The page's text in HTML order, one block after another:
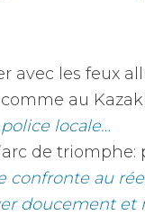
avec les feux
au
locale…
de triomphe:
confronte au
doucement et